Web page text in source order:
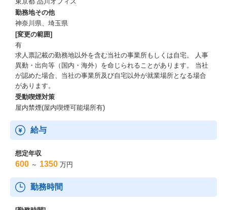
勤務地その他
神奈川県、埼玉県
[変更の範囲]
有
求人票記載の勤務地以外を含む当社の事業所もしくは自宅。 人事
異動・出向等（国内・海外）を命じられることがあります。 当社
が認めた場合、当社の事業所及び自宅以外が就業場所となる場合
があります。
受動喫煙対策
屋内禁煙(屋内喫煙可能場所有)
給与
想定年収
600 ～ 1350 万円
勤務時間